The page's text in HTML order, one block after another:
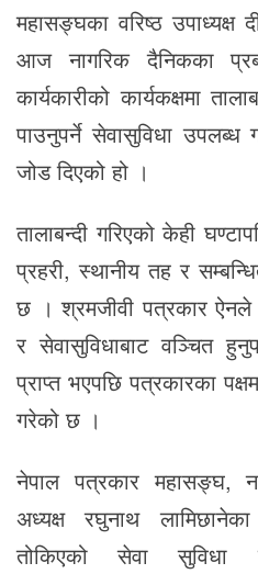
महासङ्घका वरिष्ठ उपाध्यक्ष
आज नागरिक दैनिकका
कार्यकारीको कार्यकक्षमा
पाउनुपर्ने सेवासुविधा उपलब्ध
जोड दिएको हो ।
तालाबन्दी गरिएको केही
प्रहरी, स्थानीय तह र
छ । श्रमजीवी पत्रकार ऐनले
र सेवासुविधाबाट वञ्चित
प्राप्त भएपछि पत्रकारका
गरेको छ ।
नेपाल पत्रकार महासङ्घ,
अध्यक्ष रघुनाथ
तोकिएको सेवा सुविधा